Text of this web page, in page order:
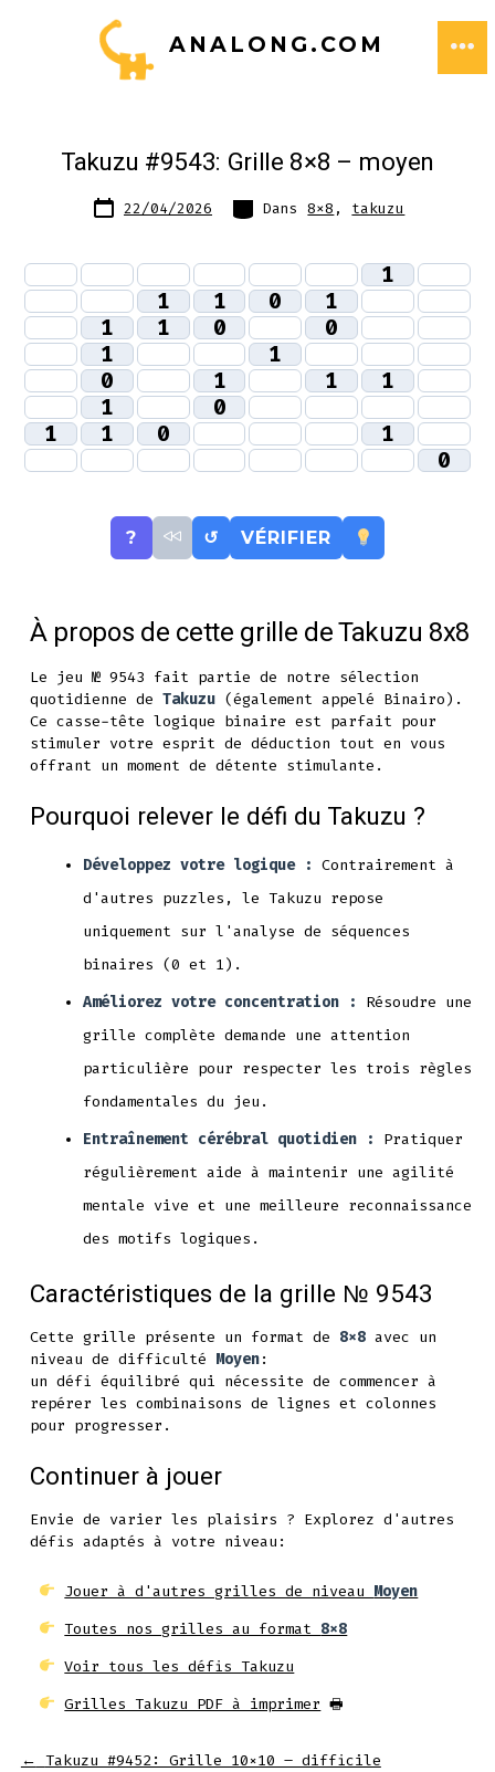
ANALONG.COM
Takuzu #9543: Grille 8×8 – moyen
Date
de 22/04/2026 Catégories
Dans8x8 , takuzu
1
1
1 0
1
1
1 0
0
1
1
0
1 1
1
1
0
1
1 0
1
0
? ↺ VÉRIFIER
À propos de cette grille de Takuzu 8x8
Le jeu № 9543 fait partie de notre sélection
quotidienne deTakuzu (également appelé Binairo).
Ce casse-tête logique binaire est parfait pour
stimuler votre esprit de déduction tout en vous
offrant un moment de détente stimulante.
Pourquoi relever le défi du Takuzu ?
Développez votre logique : Contrairement à
d'autres puzzles, le Takuzu repose
uniquement sur l'analyse de séquences
binaires (0 et 1).
Améliorez votre concentration :
Résoudre une
grille complète demande une attention
particulière pour respecter les trois règles
fondamentales du jeu.
Entraînement cérébral quotidien :
Pratiquer
régulièrement aide à maintenir une agilité
mentale vive et une meilleure reconnaissance
des motifs logiques.
Caractéristiques de la grille № 9543
Cette grille présente un format de 8x8 avec un
niveau de difficulté Moyen:
un défi équilibré qui nécessite de commencer à
repérer les combinaisons de lignes et colonnes
pour progresser.
Continuer à jouer
Envie de varier les plaisirs ? Explorez d'autres
défis adaptés à votre niveau:
Jouer à d'autres grilles de niveau Moyen
Toutes nos grilles au format 8x8
Voir tous les défis Takuzu
Grilles Takuzu PDF à imprimer 🖶
← Takuzu #9452: Grille 10×10 – difficile